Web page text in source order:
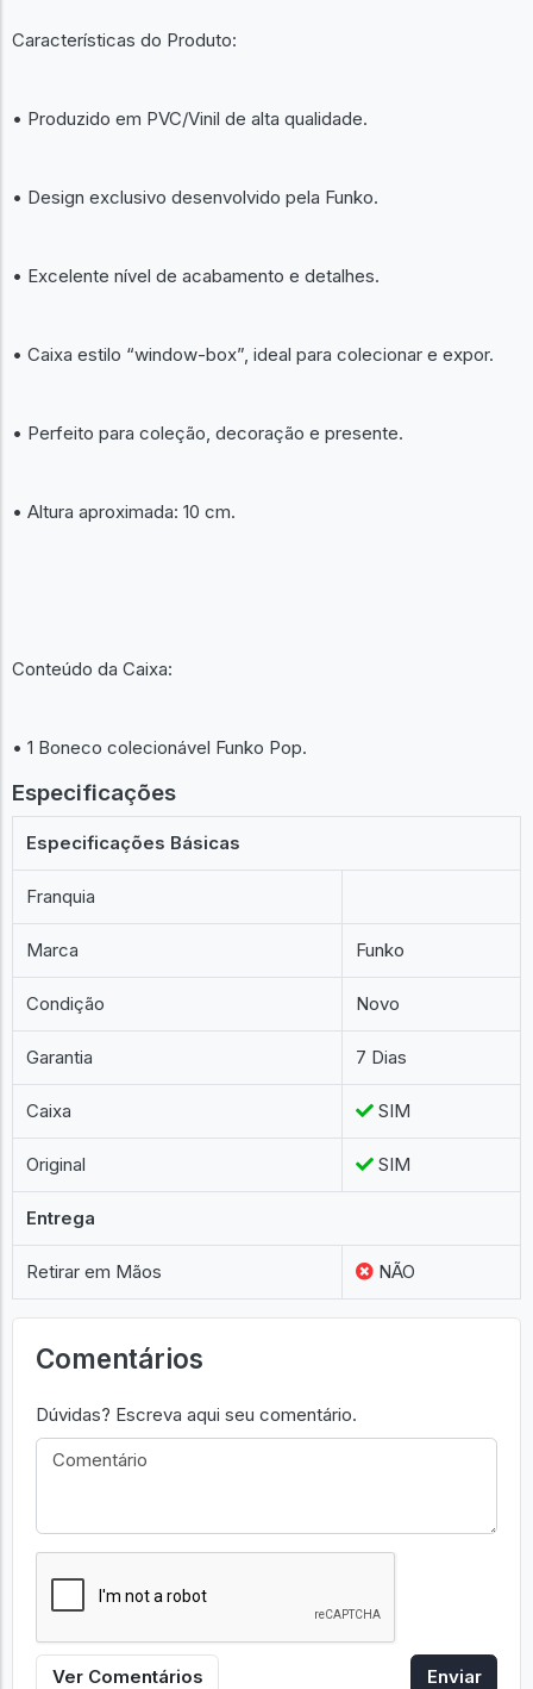
Características do Produto:
• Produzido em PVC/Vinil de alta qualidade.
• Design exclusivo desenvolvido pela Funko.
• Excelente nível de acabamento e detalhes.
• Caixa estilo “window-box”, ideal para colecionar e expor.
• Perfeito para coleção, decoração e presente.
• Altura aproximada: 10 cm.
Conteúdo da Caixa:
• 1 Boneco colecionável Funko Pop.
Especificações
Especificações Básicas
Franquia
Marca Funko
Condição Novo
Garantia 7 Dias
Caixa SIM
Original SIM
Entrega
Retirar em Mãos NÃO
Comentários
Dúvidas? Escreva aqui seu comentário.
Ver Comentários Enviar